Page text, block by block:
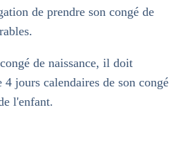
de prendre son congé de
de naissance, il doit
jours calendaires de son congé
l'enfant.